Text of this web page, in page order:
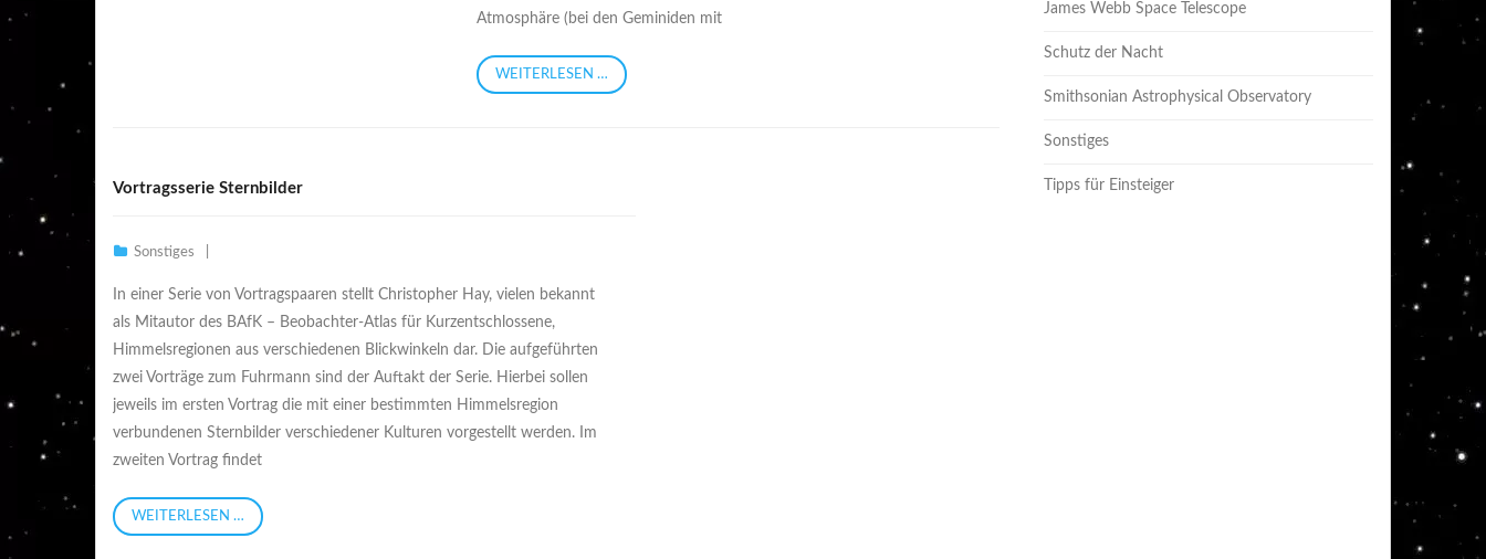
Atmosphäre (bei den Geminiden mit
WEITERLESEN …
Vortragsserie Sternbilder
Sonstiges
In einer Serie von Vortragspaaren stellt Christopher Hay, vielen bekannt
als Mitautor des BAfK – Beobachter-Atlas für Kurzentschlossene,
Himmelsregionen aus verschiedenen Blickwinkeln dar. Die aufgeführten
zwei Vorträge zum Fuhrmann sind der Auftakt der Serie. Hierbei sollen
jeweils im ersten Vortrag die mit einer bestimmten Himmelsregion
verbundenen Sternbilder verschiedener Kulturen vorgestellt werden. Im
zweiten Vortrag findet
WEITERLESEN …
James Webb Space Telescope
Schutz der Nacht
Smithsonian Astrophysical Observatory
Sonstiges
Tipps für Einsteiger